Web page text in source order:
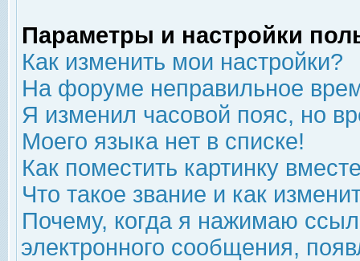
Параметры и настройки
Как изменить мои настройки?
На форуме неправильное
Я изменил часовой пояс, но
Моего языка нет в списке!
Как поместить картинку
Что такое звание и как
Почему, когда я нажимаю
электронного сообщения,